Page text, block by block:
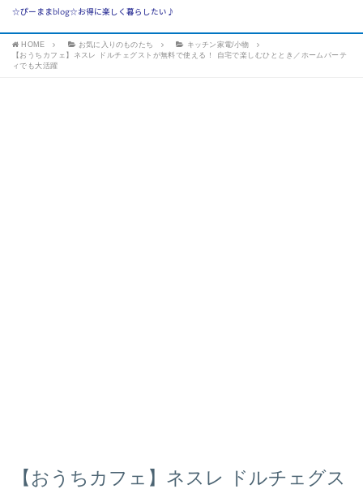
☆ぴーままblog☆お得に楽しく暮らしたい♪
HOME お気に入りのものたち
キッチン家電/小物
【おうちカフェ】ネスレ ドルチェグストが無料で使える！ 自宅で楽しむひととき／ホームパーテ
ィでも大活躍
【おうちカフェ】ネスレ ドルチェグス